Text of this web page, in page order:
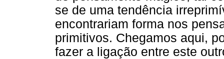
se de uma tendência
encontrariam forma nos
primitivos. Chegamos aqui,
fazer a ligação entre este